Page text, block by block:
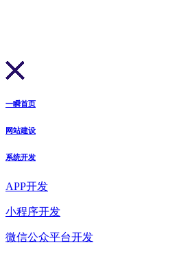
一瞬首页
网站建设
系统开发
APP开发
小程序开发
微信公众平台开发